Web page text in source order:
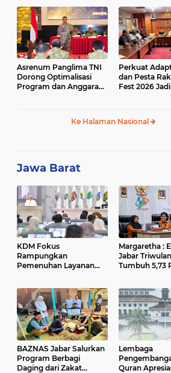
BBM
Asrenum Panglima TNI
Dorong Optimalisasi
Program dan Anggaran
Perkuat
dan Pesta
Fest 2026
Ke Halaman Nasional
Jawa Barat
KDM Fokus
Rampungkan
Pemenuhan Layanan
Margaretha :
Jabar
Tumbuh 5,73
BAZNAS Jabar Salurkan
Program Berbagi
Daging dari Zakat
Lembaga
Quran